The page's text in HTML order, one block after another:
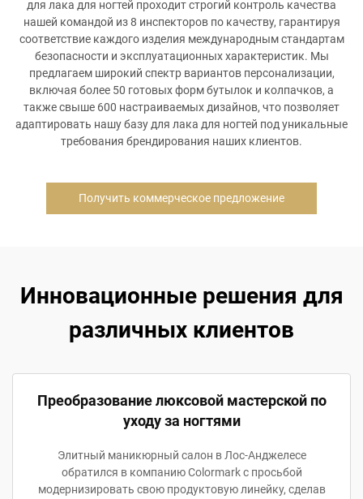
для лака для ногтей проходит строгий контроль качества
нашей командой из 8 инспекторов по качеству, гарантируя
соответствие каждого изделия международным стандартам
безопасности и эксплуатационных характеристик. Мы
предлагаем широкий спектр вариантов персонализации,
включая более 50 готовых форм бутылок и колпачков, а
также свыше 600 настраиваемых дизайнов, что позволяет
адаптировать нашу базу для лака для ногтей под уникальные
требования брендирования наших клиентов.
Получить коммерческое предложение
Инновационные решения для
различных клиентов
Преобразование люксовой мастерской по
уходу за ногтями
Элитный маникюрный салон в Лос-Анджелесе
обратился в компанию Colormark с просьбой
модернизировать свою продуктовую линейку, сделав